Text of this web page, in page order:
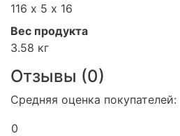
116 х 5 х 16
Вес продукта
3.58 кг
Отзывы (0)
Средняя оценка
0